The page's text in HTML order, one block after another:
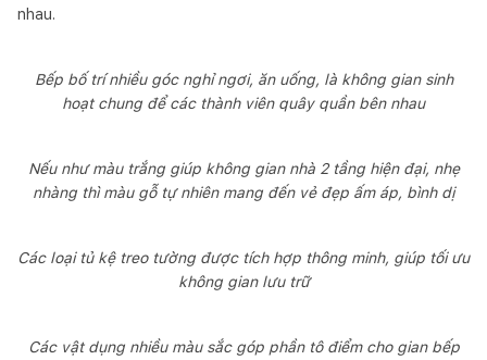
nhau.
Bếp bố trí nhiều góc nghỉ ngơi, ăn uống, là không gian sinh
hoạt chung để các thành viên quây quần bên nhau
Nếu như màu trắng giúp không gian nhà 2 tầng hiện đại, nhẹ
nhàng thì màu gỗ tự nhiên mang đến vẻ đẹp ấm áp, bình dị
Các loại tủ kệ treo tường được tích hợp thông minh, giúp tối ưu
không gian lưu trữ
Các vật dụng nhiều màu sắc góp phần tô điểm cho gian bếp